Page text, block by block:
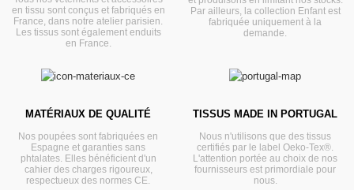
en tissu sont conçus et fabriqués en
France, dans notre atelier parisien.
Les tissus sont également enduits
en France.
Par ailleurs, la collection Enfant est
fabriquée uniquement à la
demande.
MATÉRIAUX DE QUALITÉ
Nos poupées sont fabriquées en
Espagne et garanties sans
phtalates. Elles bénéficient d'un
cahier des charges rigoureux,
respectueux des normes CE.
TISSUS MADE IN PORTUGAL
Nous n'utilisons que des tissus
certifiés par le label Oeko-Tex®.
L'attention portée au choix de nos
fournisseurs est primordiale pour
nous.